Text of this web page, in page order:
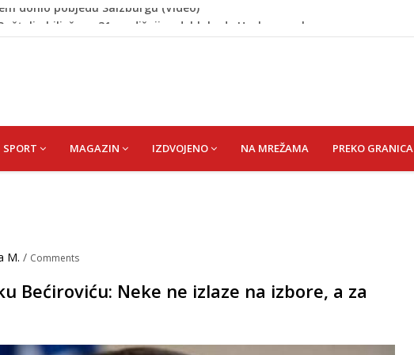
obilježena 31. godišnjica deblokade Unsko-sanskog
Vatrogasci nadljudskim naporima spriječili veću
donio pobjedu Salzburgu (Video)
SPORT MAGAZIN IZDVOJENO NA MREŽAMA PREKO GRANICA
M. / Comments
Bećiroviću: Neke ne izlaze na izbore, a za